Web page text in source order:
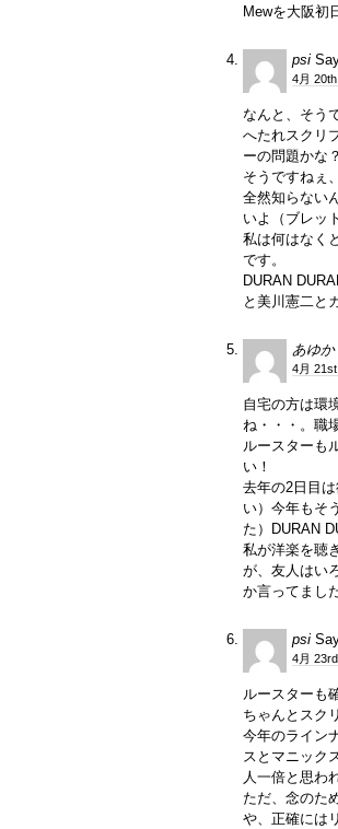
Mewを大阪初
psi
4月
なんと、そう
へたれスクリ
ーの問題かな？
そうですねぇ
全然知らない
いよ（ブレッ
私は何はなく
です。
DURAN
と美川憲二と
あゆか
4月
自宅の方は環
ね・・・。職
ルースターも
い！
去年の2日目
い）今年もそ
た）DURAN
私が洋楽を聴
が、友人はい
か言ってまし
psi
4月
ルースターも
ちゃんとスク
今年のライン
スとマニック
人一倍と思わ
ただ、念のた
や、正確には